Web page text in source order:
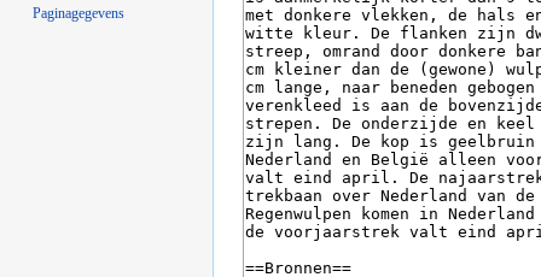
Paginagegevens